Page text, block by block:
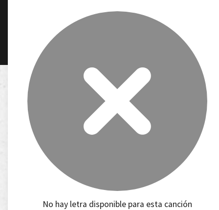
No hay letra disponible para esta canción